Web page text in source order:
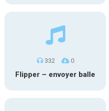
332 0
Flipper – envoyer balle